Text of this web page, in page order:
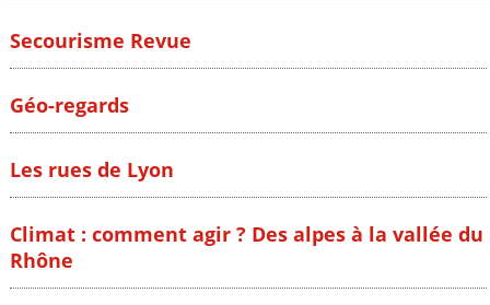
Secourisme Revue
Géo-regards
Les rues de Lyon
Climat : comment agir ? Des alpes à la vallée du
Rhône